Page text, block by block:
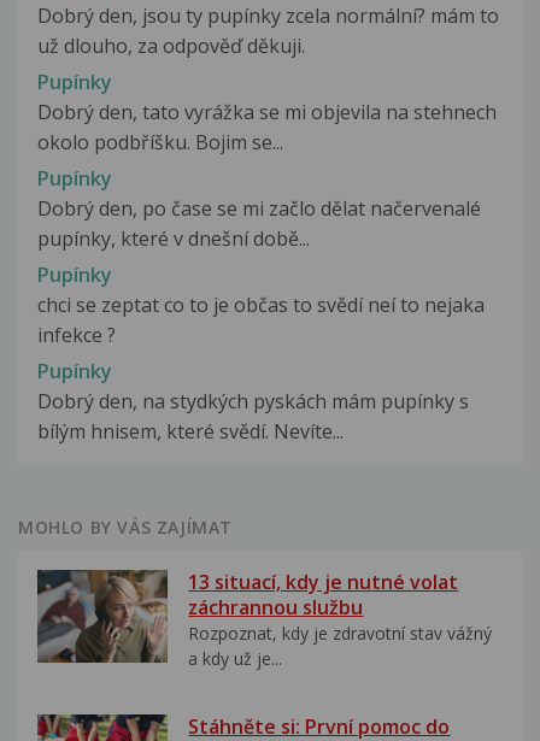
Dobrý den, jsou ty pupínky zcela normální? mám to
už dlouho, za odpověď děkuji.
Pupínky
Dobrý den, tato vyrážka se mi objevila na stehnech
okolo podbříšku. Bojim se...
Pupínky
Dobrý den, po čase se mi začlo dělat načervenalé
pupínky, které v dnešní době...
Pupínky
chci se zeptat co to je občas to svědí neí to nejaka
infekce ?
Pupínky
Dobrý den, na stydkých pyskách mám pupínky s
bílým hnisem, které svědí. Nevíte...
MOHLO BY VÁS ZAJÍMAT
13 situací, kdy je nutné volat
záchrannou službu
Rozpoznat, kdy je zdravotní stav vážný
a kdy už je...
Stáhněte si: První pomoc do